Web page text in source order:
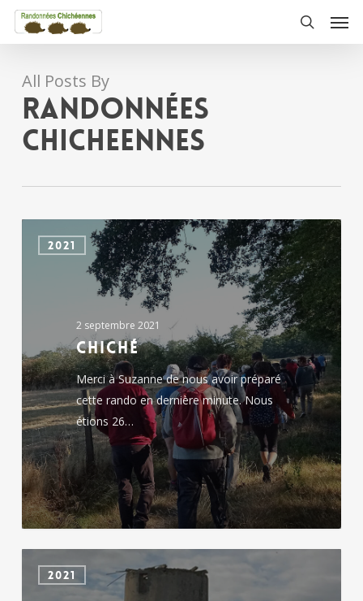
Skip
contentAll Posts By
Randonnées
Chicheennes
2021
2 septembre 2021
CHICHé
Merci à Suzanne de nous avoir préparé
cette rando en dernière minute. Nous
étions 26…
2021